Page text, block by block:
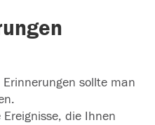
sollte man
die Ihnen